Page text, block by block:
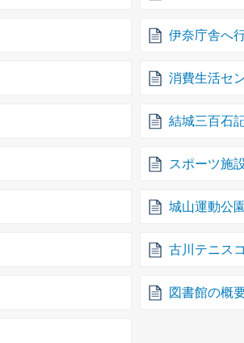
伊奈庁舎へ
消費生活セ
結城三百石
スポーツ施
城山運動公
古川テニス
図書館の概